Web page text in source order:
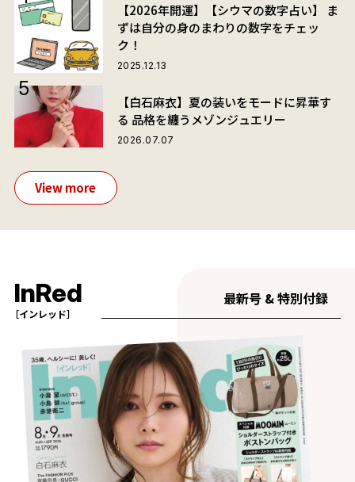
【2026年開運】【シウマの数字占い】 ま
ずは自分の身のまわりの数字をチェッ
ク！
2025.12.13
【白石麻衣】夏の装いをモードに昇華す
る 品格を纏うメゾンジュエリー
2026.07.07
View more
InRed
［インレッド］
最新号 & 特別付録